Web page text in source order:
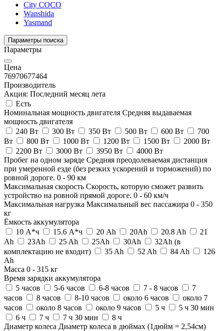
City COCO
Wanshida
Yasmand
Параметры поиска
Параметры
Цена
76970677464
Производитель
Акция: Последний месяц лета
Есть
Номинальная мощность двигателя Средняя выдаваемая
мощность двигателя
240 Вт
300 Вт 350 Вт 500 Вт 600 Вт
700
Вт
800 Вт 1000 Вт 1200 Вт 1500 Вт
2000 Вт
2200 Вт
3000 Вт 3950 Вт
4000 Вт
Пробег на одном заряде Средняя преодолеваемая дистанция
при умеренной езде (без резких ускорений и торможений) по
ровной дороге. 0 - 90 км
Максимальная скорость Скорость, которую сможет развить
устройство на ровной прямой дороге. 0 - 60 км/ч
Максимальная нагрузка Максимальный вес пассажира 0 - 350
кг
Ёмкость аккумулятора
10 А*ч
15.6 А*ч 20 Ah 20Ah 20.8 Ah
21
Ah
23Ah 25 Ah 25Ah 30Ah
32Ah (в
комплектацию не входит)
35 Ah 52 Ah 84 Ah
126
Ah
Масса 0 - 315 кг
Время зарядки аккумулятора
5 часов
5-6 часов 6-8 часов 7 - 8 часов
7
часов
8 часов 8-10 часов около 6 часов
около 7
часов
около 8 часов около 9 часов 5 ч
5 ч 30 мин
6 ч
7 ч 7 ч 30 мин
8 ч
Диаметр колеса Диаметр колеса в дюймах (1дюйм = 2,54см)